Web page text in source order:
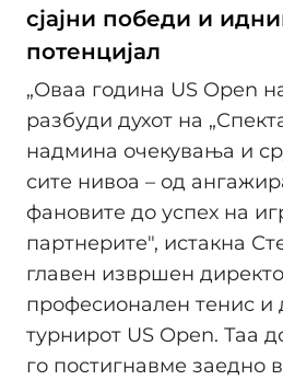
сјајни победи и
потенцијал
„Оваа година US Open
разбуди духот на
надмина очекувања и
сите нивоа – од
фановите до успех на
партнерите", истакна
главен извршен
професионален тенис и
турнирот US Open. Таа
го постигнавме заедно